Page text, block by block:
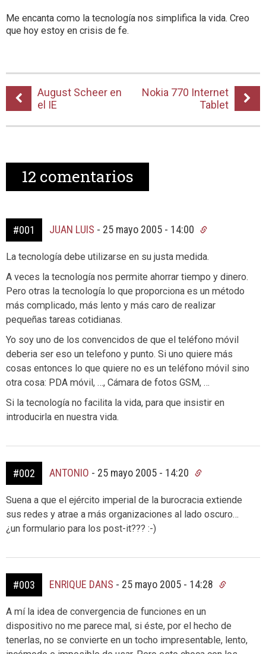
Me encanta como la tecnología nos simplifica la vida. Creo
que hoy estoy en crisis de fe.
August Scheer en
el IE
Nokia 770 Internet
Tablet
12 comentarios
#001 JUAN LUIS - 25 mayo 2005 - 14:00
La tecnología debe utilizarse en su justa medida.
A veces la tecnología nos permite ahorrar tiempo y dinero.
Pero otras la tecnología lo que proporciona es un método
más complicado, más lento y más caro de realizar
pequeñas tareas cotidianas.
Yo soy uno de los convencidos de que el teléfono móvil
deberia ser eso un telefono y punto. Si uno quiere más
cosas entonces lo que quiere no es un teléfono móvil sino
otra cosa: PDA móvil, …, Cámara de fotos GSM, …
Si la tecnología no facilita la vida, para que insistir en
introducirla en nuestra vida.
#002 ANTONIO - 25 mayo 2005 - 14:20
Suena a que el ejército imperial de la burocracia extiende
sus redes y atrae a más organizaciones al lado oscuro…
¿un formulario para los post-it??? :-)
#003 ENRIQUE DANS - 25 mayo 2005 - 14:28
A mí la idea de convergencia de funciones en un
dispositivo no me parece mal, si éste, por el hecho de
tenerlas, no se convierte en un tocho impresentable, lento,